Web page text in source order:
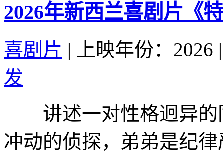
2026年新西兰喜剧片《
喜剧片 | 上映年份：2026 |
发
讲述一对性格迥异的
冲动的侦探，弟弟是纪